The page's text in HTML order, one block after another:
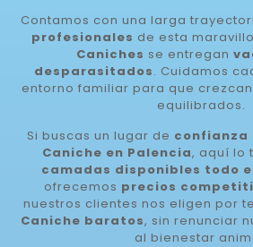
Contamos con una larga
profesionales de esta
Caniches se entregan
desparasitados. Cuidamos
entorno familiar para que
equilibrados.
Si buscas un lugar de confianza
Caniche en Palencia, aquí lo
camadas disponibles todo
ofrecemos precios
nuestros clientes nos eligen por
Caniche baratos, sin renunciar
al bienestar